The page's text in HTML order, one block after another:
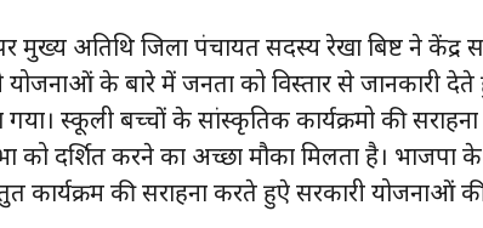
अतिथि जिला पंचायत सदस्य रेखा बिष्ट ने केंद्र
योजनाओं के बारे में जनता को विस्तार से जानकारी
गया। स्कूली बच्चों के सांस्कृतिक कार्यक्रमो की
को प्रदर्शित करने का अच्छा मौका मिलता है।
कार्यक्रम की सराहना करते हुऐ सरकारी योजनाओं